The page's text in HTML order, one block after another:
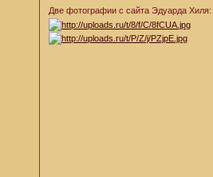
Две фотографии с сайта Эдуарда Хиля: